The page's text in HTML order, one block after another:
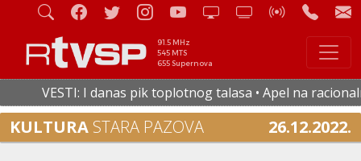
91.5 MHz
545 MTS
655 Supernova
I danas pik toplotnog talasa • Apel na racionalnu
KULTURA STARA PAZOVA 26.12.2022.